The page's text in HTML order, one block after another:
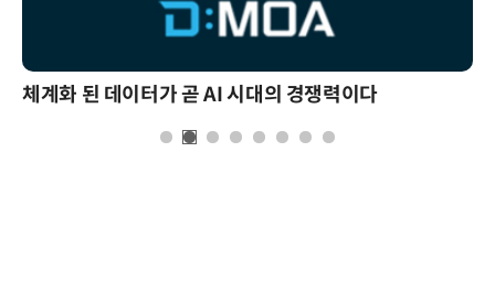
체계화 된 데이터가 곧 AI 시대의 경쟁력이다